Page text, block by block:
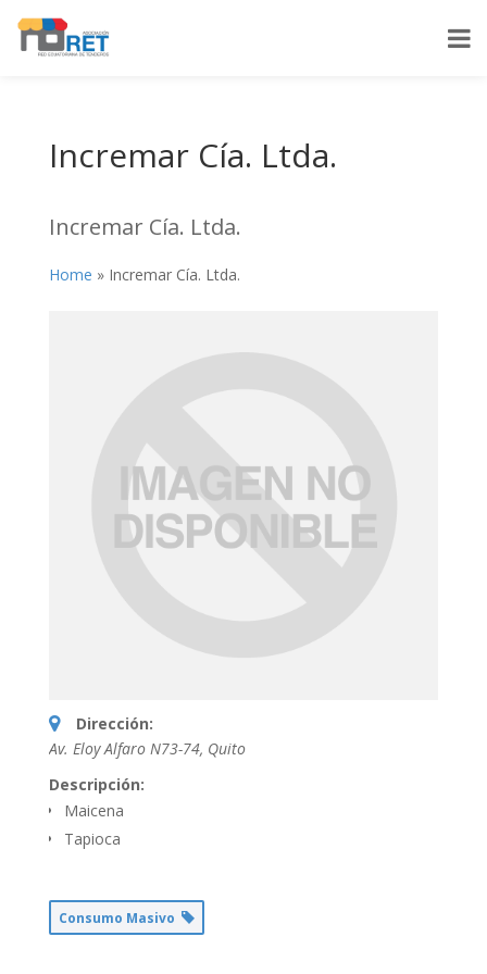
Incremar Cía. Ltda.
Incremar Cía. Ltda.
Home » Incremar Cía. Ltda.
Dirección:
Av. Eloy Alfaro N73-74, Quito
Descripción:
Maicena
Tapioca
Consumo Masivo